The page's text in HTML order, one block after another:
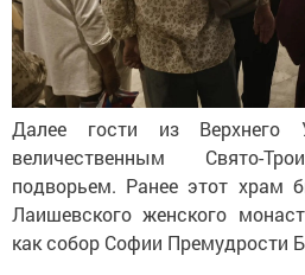
Далее гости из
Верхнего
величественным Свято-
подворьем. Ранее этот храм
Лаишевского женского
как собор Софии Премудрости